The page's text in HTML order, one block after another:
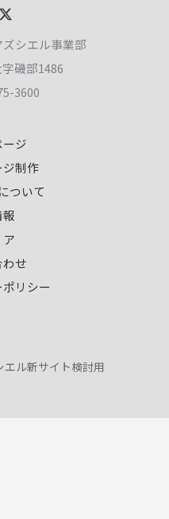
シエル事業部
磯部1486
3600
ージ
ジ制作
ついて
ア
わせ
リシー
ル新サイト検討用